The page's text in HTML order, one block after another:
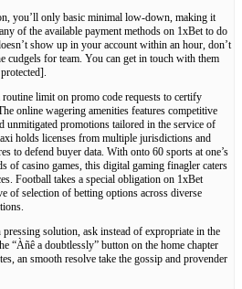
you’ll only basic minimal low-down, making it
of the available payment methods on 1xBet to do
show up in your account within an hour, don’t
cudgels for team. You can get in touch with them
routine limit on promo code requests to certify
online wagering amenities features competitive
unmitigated promotions tailored in the service of
holds licenses from multiple jurisdictions and
to defend buyer data. With onto 60 sports at one’s
of casino games, this digital gaming finagler caters
Football takes a special obligation on 1xBet
of selection of betting options across diverse
solution, ask instead of expropriate in the
“Àñê a doubtlessly” button on the home chapter
an smooth resolve take the gossip and provender